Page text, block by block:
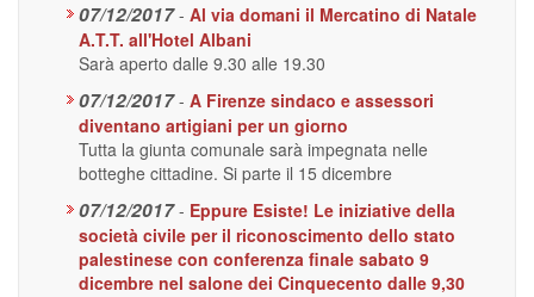
07/12/2017 - Al via domani il Mercatino di Natale
A.T.T. all'Hotel Albani
Sarà aperto dalle 9.30 alle 19.30
07/12/2017 - A Firenze sindaco e assessori
diventano artigiani per un giorno
Tutta la giunta comunale sarà impegnata nelle
botteghe cittadine. Si parte il 15 dicembre
07/12/2017 - Eppure Esiste! Le iniziative della
società civile per il riconoscimento dello stato
palestinese con conferenza finale sabato 9
dicembre nel salone dei Cinquecento dalle 9,30